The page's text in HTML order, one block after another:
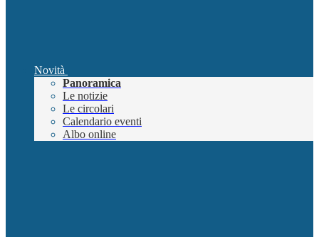
Novità
Panoramica
Le notizie
Le circolari
Calendario eventi
Albo online